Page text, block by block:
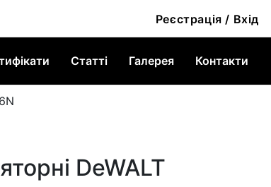
Реєстрація / Вхід
Статті Галерея Контакти
DeWALT